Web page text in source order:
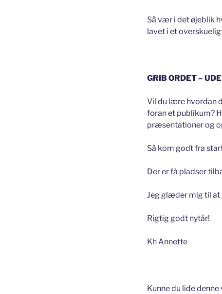
Så vær i det øjeblik
lavet i et
GRIB ORDET –
Vil du lære hvordan
foran et publikum?
præsentationer og
Så kom godt fra
Der er få pladser
Jeg glæder mig til at
Rigtig godt nytår!
Kh Annette
Kunne du lide